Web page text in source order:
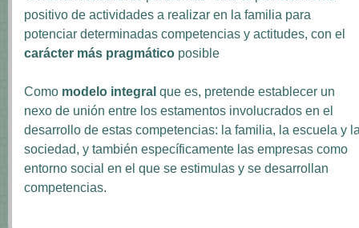
positivo de actividades a realizar en la familia para
potenciar determinadas competencias y actitudes, con el
carácter más pragmático posible
Como modelo integral que es, pretende establecer un
nexo de unión entre los estamentos involucrados en el
desarrollo de estas competencias: la familia, la escuela y
sociedad, y también específicamente las empresas como
entorno social en el que se estimulas y se desarrollan
competencias.